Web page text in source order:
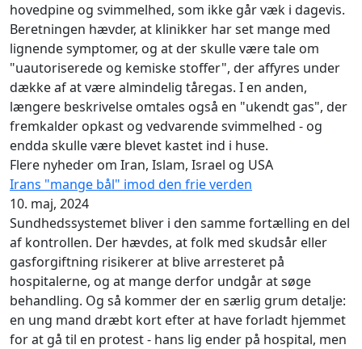
hovedpine og svimmelhed, som ikke går væk i dagevis.
Beretningen hævder, at klinikker har set mange med
lignende symptomer, og at der skulle være tale om
"uautoriserede og kemiske stoffer", der affyres under
dække af at være almindelig tåregas. I en anden,
længere beskrivelse omtales også en "ukendt gas", der
fremkalder opkast og vedvarende svimmelhed - og
endda skulle være blevet kastet ind i huse.
Flere nyheder om Iran, Islam, Israel og USA
Irans "mange bål" imod den frie verden
10. maj, 2024
Sundhedssystemet bliver i den samme fortælling en del
af kontrollen. Der hævdes, at folk med skudsår eller
gasforgiftning risikerer at blive arresteret på
hospitalerne, og at mange derfor undgår at søge
behandling. Og så kommer der en særlig grum detalje:
en ung mand dræbt kort efter at have forladt hjemmet
for at gå til en protest - hans lig ender på hospital, men